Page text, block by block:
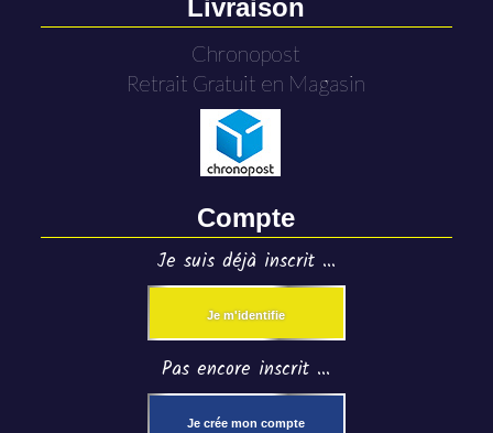
Livraison
Chronopost
Retrait Gratuit en Magasin
Compte
Je suis déjà inscrit ...
Je m'identifie
Pas encore inscrit ...
Je crée mon compte